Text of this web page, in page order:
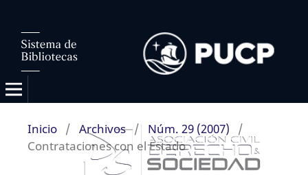
Inicio / Archivos / Núm. 29 (2007)
/
Contrataciones con el Estado